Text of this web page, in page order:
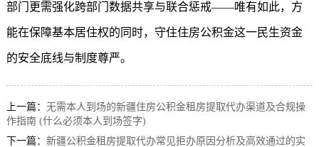
部门更需强化跨部门数据共享与联合惩戒——唯有如此，方
能在保障基本居住权的同时，守住住房公积金这一民生资金
的安全底线与制度尊严。
上一篇： 无需本人到场的新疆住房公积金租房提取代办渠道及合规操
作指南 (什么必须本人到场签字)
下一篇： 新疆公积金租房提取代办常见拒办原因分析及高效通过的实